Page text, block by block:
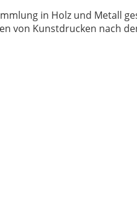
in Holz und Metall
von Kunstdrucken nach